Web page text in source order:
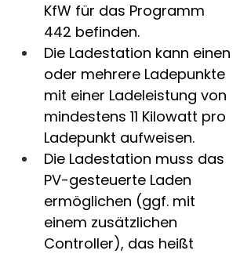
KfW für das Programm
442 befinden.
Die Ladestation kann einen
oder mehrere Ladepunkte
mit einer Ladeleistung von
mindestens 11 Kilowatt pro
Ladepunkt aufweisen.
Die Ladestation muss das
PV-gesteuerte Laden
ermöglichen (ggf. mit
einem zusätzlichen
Controller), das heißt